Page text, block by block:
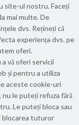
site-ul nostru. Faceți
mai multe. De
dvs. Rețineți că
experiența dvs. pe
oferi.
vă oferi servicii
și pentru a utiliza
aceste cookie-uri
le puteți refuza fără
Le puteți bloca sau
blocarea tuturor